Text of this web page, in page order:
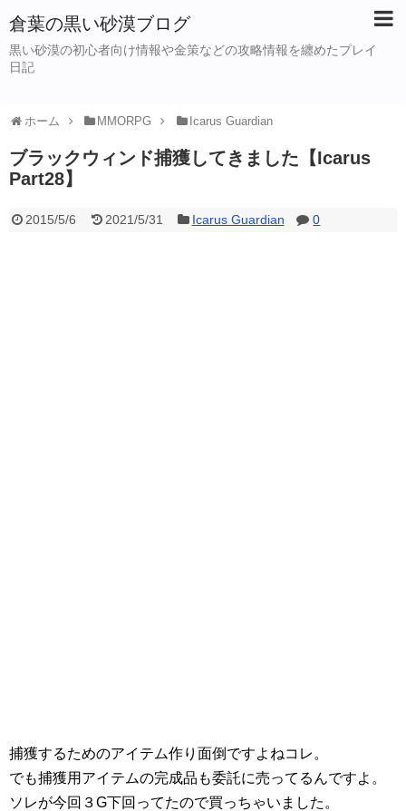
倉葉の黒い砂漠ブログ
黒い砂漠の初心者向け情報や金策などの攻略情報を纏めたプレイ
日記
ホーム MMORPG Icarus Guardian
ブラックウィンド捕獲してきました【Icarus
Part28】
2015/5/6 2021/5/31 Icarus Guardian 0
捕獲するためのアイテム作り面倒ですよねコレ。
でも捕獲用アイテムの完成品も委託に売ってるんですよ。
ソレが今回３G下回ってたので買っちゃいました。